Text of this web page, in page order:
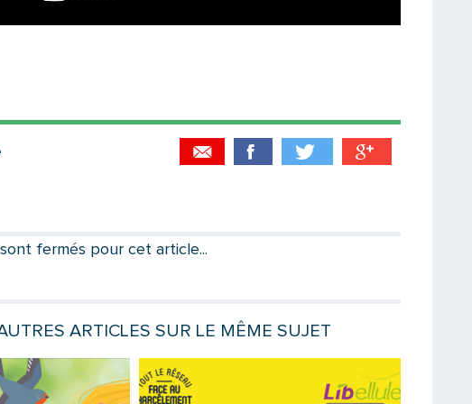
Votre email
fermés pour cet article...
ARTICLES SUR LE MÊME SUJET
Lire la suite